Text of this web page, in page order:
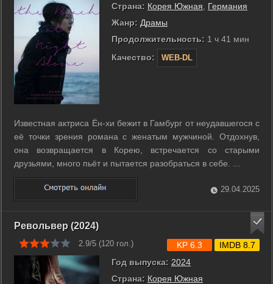
Страна: Корея Южная, Германия
Жанр: Драмы
Продолжительность: 1 ч 41 мин
Качество:
WEB-DL
Известная актриса Ён-хи бежит в Гамбург от неудавшегося с
её точки зрения романа с женатым мужчиной. Отдохнув,
она возвращается в Корею, встречается со старыми
друзьями, много пьёт и пытается разобраться в себе. ...
29.04.2025
Револьвер (2024)
2.9/5 (120 гол.)
Год выпуска: 2024
Страна: Корея Южная
KP 6.3 IMDB 8.7